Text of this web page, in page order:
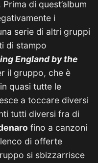
Prima di quest’album
i
serie di altri gruppi
di stampo
England by the
il gruppo, che è
quasi tutte le
a toccare diversi
tutti diversi fra di
fino a canzoni
di offerte
si sbizzarrisce